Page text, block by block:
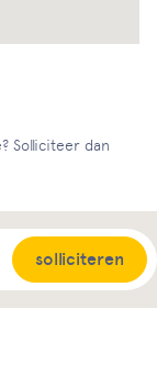
Solliciteer dan
solliciteren